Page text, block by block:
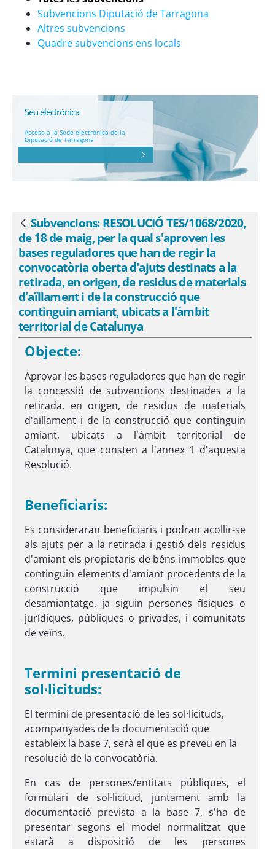
origen, de residus de materials
d&#39;aïllament i de la construcció que
continguin amiant, ubicats a
Subvencions Diputació de Tarragona
Altres subvencions
Quadre subvencions ens locals
Seu electrònica
Acceso a la Sede electrónica de la
Diputació de Tarragona
Atrás
Subvencions: RESOLUCIÓ TES/1068/2020,
de 18 de maig, per la qual s'aproven les
bases reguladores que han de regir la
convocatòria oberta d'ajuts destinats a la
retirada, en origen, de residus de materials
d'aïllament i de la construcció que
continguin amiant, ubicats a l'àmbit
territorial de Catalunya
Objecte:
Aprovar les bases reguladores que han de regir
la concessió de subvencions destinades a la
retirada, en origen, de residus de materials
d'aïllament i de la construcció que continguin
amiant, ubicats a l'àmbit territorial de
Catalunya, que consten a l'annex 1 d'aquesta
Resolució.
Beneficiaris:
Es consideraran beneficiaris i podran acollir-se
als ajuts per a la retirada i gestió dels residus
d'amiant els propietaris de béns immobles que
continguin elements d'amiant procedents de la
construcció que impulsin el seu
desamiantatge, ja siguin persones físiques o
jurídiques, públiques o privades, i comunitats
de veïns.
Termini presentació de
sol·licituds:
El termini de presentació de les sol·licituds,
acompanyades de la documentació que
estableix la base 7, serà el que es preveu en la
resolució de la convocatòria.
En cas de persones/entitats públiques, el
formulari de sol·licitud, juntament amb la
documentació prevista a la base 7, s'ha de
presentar segons el model normalitzat que
estarà a disposició de les persones